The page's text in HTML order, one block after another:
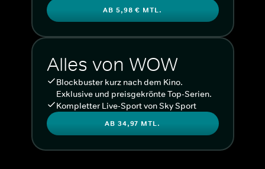
AB 5,98 € MTL.
Alles von WOW
Blockbuster kurz nach dem Kino.
Exklusive und preisgekrönte Top-Serien.
Kompletter Live-Sport von Sky Sport
AB 34,97 MTL.